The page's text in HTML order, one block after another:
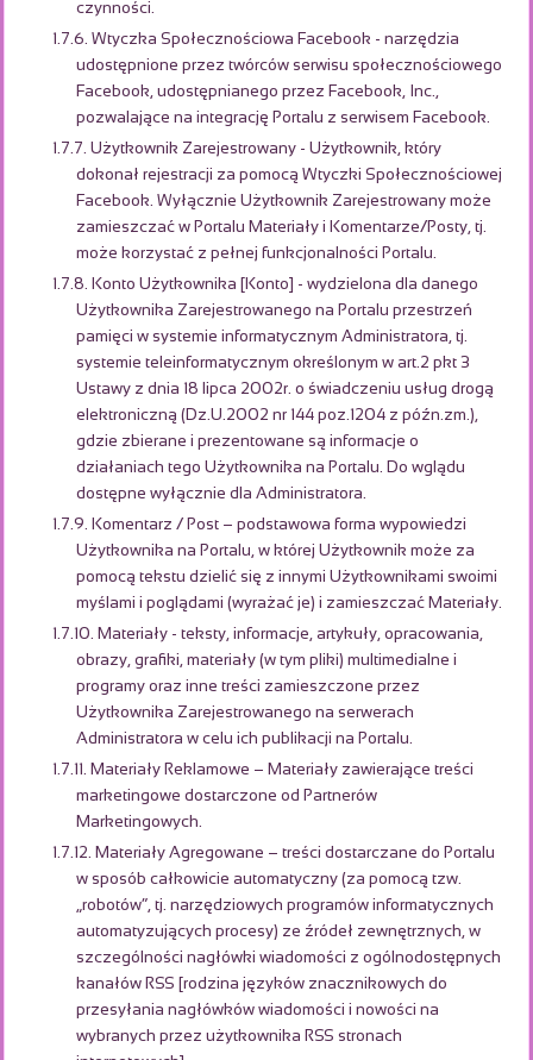
czynności.
1.7.6. Wtyczka Społecznościowa Facebook - narzędzia
udostępnione przez twórców serwisu społecznościowego
Facebook, udostępnianego przez Facebook, Inc.,
pozwalające na integrację Portalu z serwisem Facebook.
1.7.7. Użytkownik Zarejestrowany - Użytkownik, który
dokonał rejestracji za pomocą Wtyczki Społecznościowej
Facebook. Wyłącznie Użytkownik Zarejestrowany może
zamieszczać w Portalu Materiały i Komentarze/Posty, tj.
może korzystać z pełnej funkcjonalności Portalu.
1.7.8. Konto Użytkownika [Konto] - wydzielona dla danego
Użytkownika Zarejestrowanego na Portalu przestrzeń
pamięci w systemie informatycznym Administratora, tj.
systemie teleinformatycznym określonym w art.2 pkt 3
Ustawy z dnia 18 lipca 2002r. o świadczeniu usług drogą
elektroniczną (Dz.U.2002 nr 144 poz.1204 z późn.zm.),
gdzie zbierane i prezentowane są informacje o
działaniach tego Użytkownika na Portalu. Do wglądu
dostępne wyłącznie dla Administratora.
1.7.9. Komentarz / Post – podstawowa forma wypowiedzi
Użytkownika na Portalu, w której Użytkownik może za
pomocą tekstu dzielić się z innymi Użytkownikami swoimi
myślami i poglądami (wyrażać je) i zamieszczać Materiały.
1.7.10. Materiały - teksty, informacje, artykuły, opracowania,
obrazy, grafiki, materiały (w tym pliki) multimedialne i
programy oraz inne treści zamieszczone przez
Użytkownika Zarejestrowanego na serwerach
Administratora w celu ich publikacji na Portalu.
1.7.11. Materiały Reklamowe – Materiały zawierające treści
marketingowe dostarczone od Partnerów
Marketingowych.
1.7.12. Materiały Agregowane – treści dostarczane do Portalu
w sposób całkowicie automatyczny (za pomocą tzw.
„robotów”, tj. narzędziowych programów informatycznych
automatyzujących procesy) ze źródeł zewnętrznych, w
szczególności nagłówki wiadomości z ogólnodostępnych
kanałów RSS [rodzina języków znacznikowych do
przesyłania nagłówków wiadomości i nowości na
wybranych przez użytkownika RSS stronach